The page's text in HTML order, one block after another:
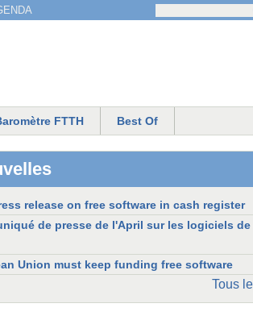
Formulaire de
FTTH Best Of
release on free software in cash register
de presse de l'April sur les logiciels
Union must keep funding free software
Tous